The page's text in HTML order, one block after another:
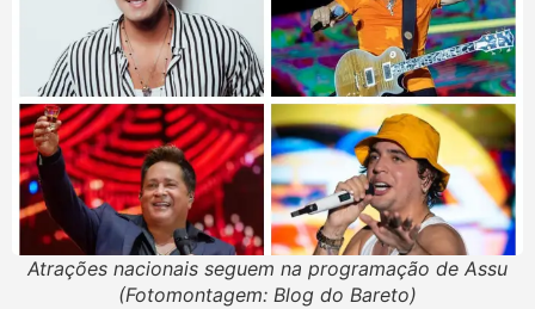
Atrações nacionais seguem na programação de Assu
(Fotomontagem: Blog do Bareto)